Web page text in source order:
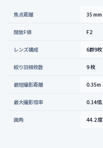
焦点距離 35 mm
開放F値 F2
レンズ構成 6群9枚
絞り羽根枚数 9 枚
最短撮影距離 0.35m
最大撮影倍率 0.14倍
画角 44.2 度